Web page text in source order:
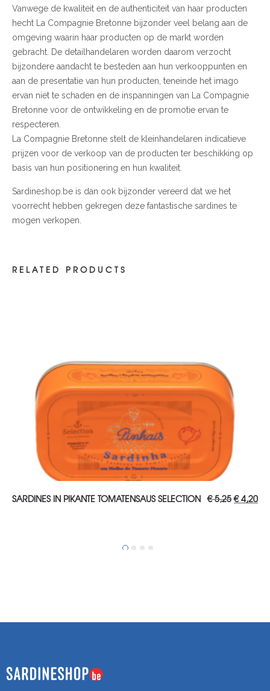
Vanwege de kwaliteit en de authenticiteit van haar producten
hecht La Compagnie Bretonne bijzonder veel belang aan de
omgeving waarin haar producten op de markt worden
gebracht. De detailhandelaren worden daarom verzocht
bijzondere aandacht te besteden aan hun verkooppunten en
aan de presentatie van hun producten, teneinde het imago
ervan niet te schaden en de inspanningen van La Compagnie
Bretonne voor de ontwikkeling en de promotie ervan te
respecteren.
La Compagnie Bretonne stelt de kleinhandelaren indicatieve
prijzen voor de verkoop van de producten ter beschikking op
basis van hun positionering en hun kwaliteit.
Sardineshop.be is dan ook bijzonder vereerd dat we het
voorrecht hebben gekregen deze fantastische sardines te
mogen verkopen.
RELATED PRODUCTS
TOEVOEGEN AAN WINKELWAGEN
SARDINES IN PIKANTE TOMATENSAUS SELECTION €5,25
prijs
€4,20